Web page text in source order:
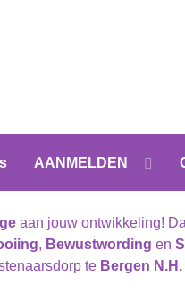
AANMELDEN
aan jouw ontwikkeling!
, Bewustwording en
te Bergen N.H.